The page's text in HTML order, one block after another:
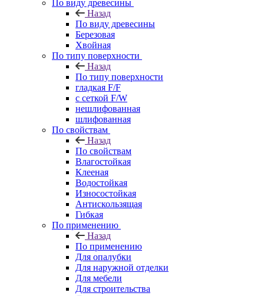
По виду древесины
Назад
По виду древесины
Березовая
Хвойная
По типу поверхности
Назад
По типу поверхности
гладкая F/F
с сеткой F/W
нешлифованная
шлифованная
По свойствам
Назад
По свойствам
Влагостойкая
Клееная
Водостойкая
Износостойкая
Антискользящая
Гибкая
По применению
Назад
По применению
Для опалубки
Для наружной отделки
Для мебели
Для строительства